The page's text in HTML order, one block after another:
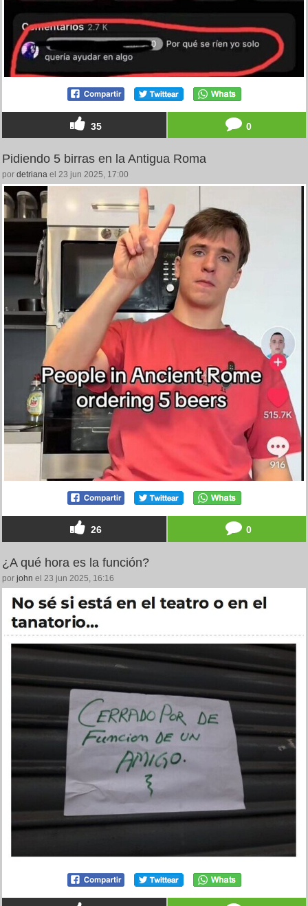
35 0
Pidiendo 5 birras en la Antigua Roma
por detriana el 23 jun 2025, 17:00
26 0
¿A qué hora es la función?
por john el 23 jun 2025, 16:16